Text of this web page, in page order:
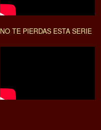
NO TE PIERDAS ESTA SERIE